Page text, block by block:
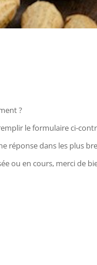
?
le formulaire ci-
réponse dans les plus
ou en cours, merci